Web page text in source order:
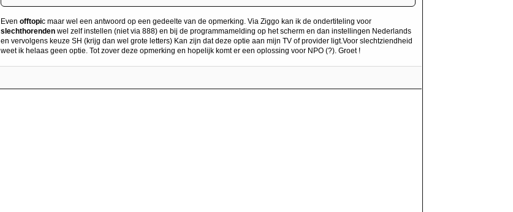
Even offtopic maar wel een antwoord op een gedeelte van de opmerking. Via Ziggo kan ik de ondertiteling voor
slechthorenden wel zelf instellen (niet via 888) en bij de programmamelding op het scherm en dan instellingen Nederlands
en vervolgens keuze SH (krijg dan wel grote letters) Kan zijn dat deze optie aan mijn TV of provider ligt.Voor slechtziendheid
weet ik helaas geen optie. Tot zover deze opmerking en hopelijk komt er een oplossing voor NPO (?). Groet !